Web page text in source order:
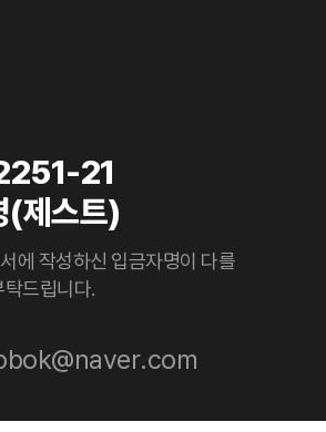
21
(제스트)
에 작성하신 입금자명이 다를
드립니다.